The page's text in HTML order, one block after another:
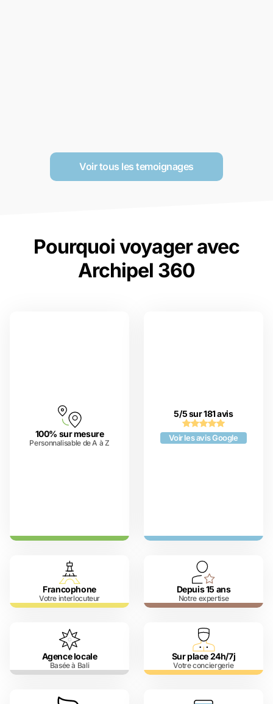
Voir tous les temoignages
Pourquoi voyager avec
Archipel 360
100% sur mesure
Personnalisable de A à Z
5/5 sur 181 avis
Voir les avis Google
Francophone
Votre interlocuteur
Depuis 15 ans
Notre expertise
Agence locale
Basée à Bali
Sur place 24h/7j
Votre conciergerie